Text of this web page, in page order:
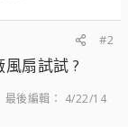
#2
扇試試 ?
最後編輯： 4/22/14